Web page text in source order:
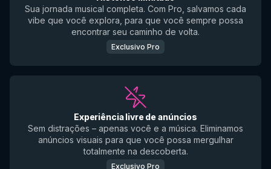
Sua jornada musical completa. Com Pro, salvamos cada
vibe que você explora, para que você sempre possa
encontrar seu caminho de volta.
Exclusivo Pro
Experiência livre de anúncios
Sem distrações – apenas você e a música. Eliminamos
anúncios visuais para que você possa mergulhar
totalmente na descoberta.
Exclusivo Pro